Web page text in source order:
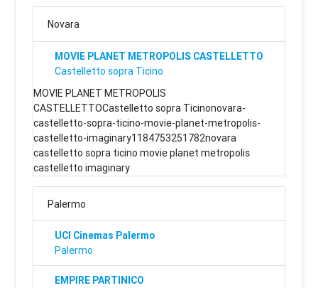
Novara
MOVIE PLANET METROPOLIS CASTELLETTO
Castelletto sopra Ticino
MOVIE PLANET METROPOLIS
CASTELLETTOCastelletto sopra Ticinonovara-
castelletto-sopra-ticino-movie-planet-metropolis-
castelletto-imaginary1184753251782novara
castelletto sopra ticino movie planet metropolis
castelletto imaginary
Palermo
UCI Cinemas Palermo
Palermo
EMPIRE PARTINICO